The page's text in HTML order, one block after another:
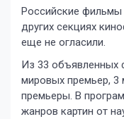
Российские фильмы
других секциях
еще не огласили.
Из 33 объявленных
мировых премьер, 3
премьеры. В
жанров картин от